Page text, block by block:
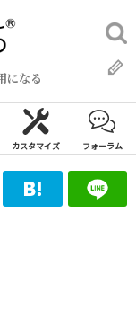
になる
検
索:
カスタマイズ フォーラム